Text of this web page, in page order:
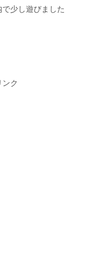
少し遊びました
ンク